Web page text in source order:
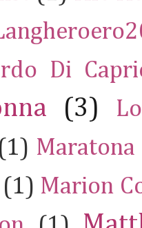
Di
(3)
(1) Maratona
(1) Marion